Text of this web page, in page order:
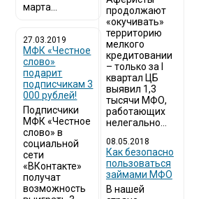
марта...
27.03.2019
МФК «Честное
слово»
подарит
подписчикам 3
000 рублей!
Подписчики
МФК «Честное
слово» в
социальной
сети
«ВКонтакте»
получат
возможность
продолжают
«окучивать»
территорию
мелкого
кредитовании
– только за I
квартал ЦБ
выявил 1,3
тысячи МФО,
работающих
нелегально...
08.05.2018
Как безопасно
пользоваться
займами МФО
В нашей